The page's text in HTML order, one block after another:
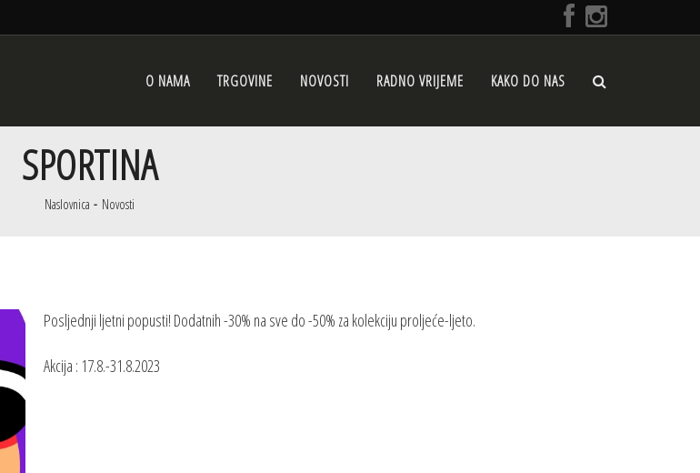
O NAMA TRGOVINE NOVOSTI RADNO VRIJEME KAKO DO NAS
SPORTINA
Naslovnica Novosti
Posljednji ljetni popusti! Dodatnih -30% na sve do -50% za kolekciju proljeće-ljeto.
Akcija : 17.8.-31.8.2023